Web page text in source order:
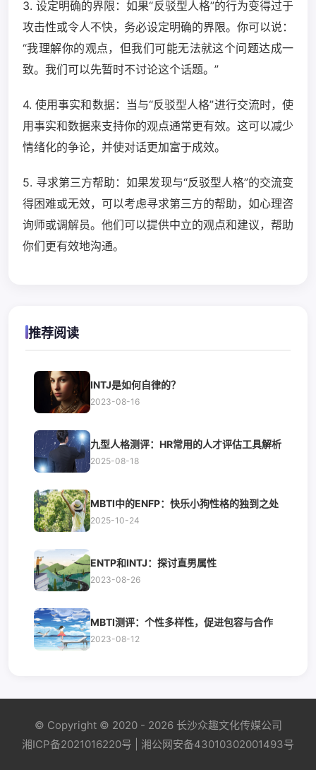
3. 设定明确的界限：如果“反驳型人格”的行为变得过于
攻击性或令人不快，务必设定明确的界限。你可以说：
“我理解你的观点，但我们可能无法就这个问题达成一
致。我们可以先暂时不讨论这个话题。”
4. 使用事实和数据：当与“反驳型人格”进行交流时，使
用事实和数据来支持你的观点通常更有效。这可以减少
情绪化的争论，并使对话更加富于成效。
5. 寻求第三方帮助：如果发现与“反驳型人格”的交流变
得困难或无效，可以考虑寻求第三方的帮助，如心理咨
询师或调解员。他们可以提供中立的观点和建议，帮助
你们更有效地沟通。
推荐阅读
INTJ是如何自律的？
2023-08-16
九型人格测评：HR常用的人才评估工具解析
2025-08-18
MBTI中的ENFP：快乐小狗性格的独到之处
2025-10-24
ENTP和INTJ：探讨直男属性
2023-08-26
MBTI测评：个性多样性，促进包容与合作
2023-08-12
© Copyright © 2020 - 2026 长沙众趣文化传媒公司
湘ICP备2021016220号 | 湘公网安备43010302001493号